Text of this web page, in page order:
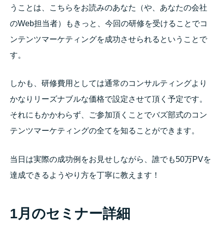
うことは、こちらをお読みのあなた（や、あなたの会社
のWeb担当者）もきっと、今回の研修を受けることでコ
ンテンツマーケティングを成功させられるということで
す。
しかも、研修費用としては通常のコンサルティングより
かなりリーズナブルな価格で設定させて頂く予定です。
それにもかかわらず、ご参加頂くことでバズ部式のコン
テンツマーケティングの全てを知ることができます。
当日は実際の成功例をお見せしながら、誰でも50万PVを
達成できるようやり方を丁寧に教えます！
1月のセミナー詳細